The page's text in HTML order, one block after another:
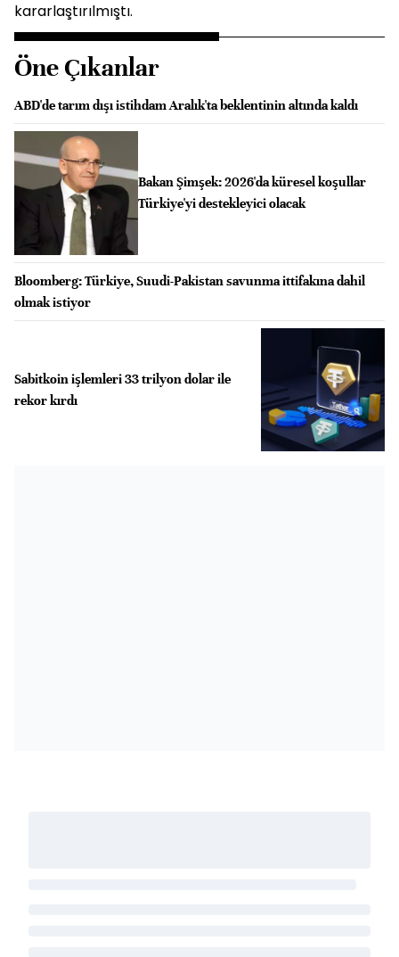
kararlaştırılmıştı.
Öne Çıkanlar
ABD'de tarım dışı istihdam Aralık'ta beklentinin altında kaldı
Bakan Şimşek: 2026'da küresel koşullar
Türkiye'yi destekleyici olacak
Bloomberg: Türkiye, Suudi-Pakistan savunma ittifakına dahil
olmak istiyor
Sabitkoin işlemleri 33 trilyon dolar ile
rekor kırdı